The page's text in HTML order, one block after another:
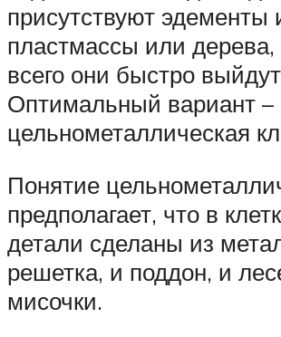
присутствуют эдементы
пластмассы или дерева,
всего они быстро
Оптимальный вариант –
цельнометаллическая
Понятие
предполагает, что в
детали сделаны из
решетка, и поддон, и
мисочки.